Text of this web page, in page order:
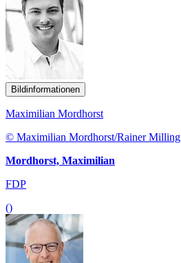
Bildinformationen
Maximilian Mordhorst
© Maximilian Mordhorst/Rainer Milling
Mordhorst, Maximilian
FDP
()